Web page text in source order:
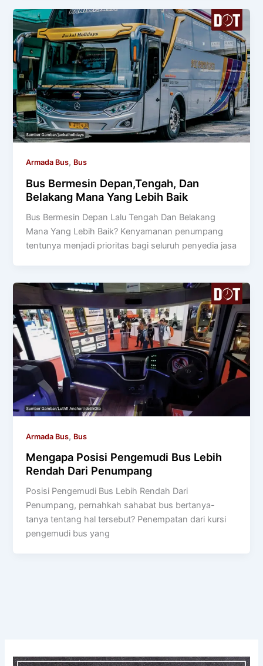
Armada Bus, Bus
Bus Bermesin Depan,Tengah, Dan
Belakang Mana Yang Lebih Baik
Bus Bermesin Depan Lalu Tengah Dan Belakang
Mana Yang Lebih Baik? Kenyamanan penumpang
tentunya menjadi prioritas bagi seluruh penyedia jasa
Armada Bus, Bus
Mengapa Posisi Pengemudi Bus Lebih
Rendah Dari Penumpang
Posisi Pengemudi Bus Lebih Rendah Dari
Penumpang, pernahkah sahabat bus bertanya-
tanya tentang hal tersebut? Penempatan dari kursi
pengemudi bus yang